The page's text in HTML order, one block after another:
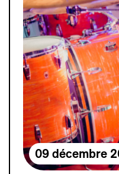
09 décembre